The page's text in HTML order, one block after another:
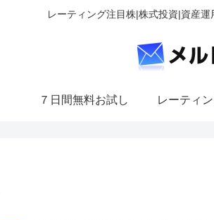
レーティング注目株|株式投資|資産
７日間無料お試し レーティ